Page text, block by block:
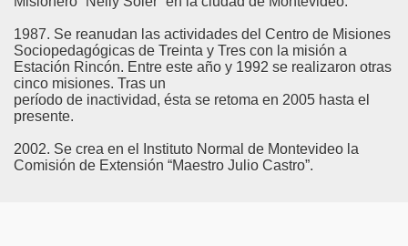
1987. Se reanudan las actividades del Centro de Misiones
Sociopedagógicas de Treinta y Tres con la misión a
Estación Rincón. Entre este año y 1992 se realizaron otras
cinco misiones. Tras un
período de inactividad, ésta se retoma en 2005 hasta el
presente.
2002. Se crea en el Instituto Normal de Montevideo la
Comisión de Extensión “Maestro Julio Castro”.